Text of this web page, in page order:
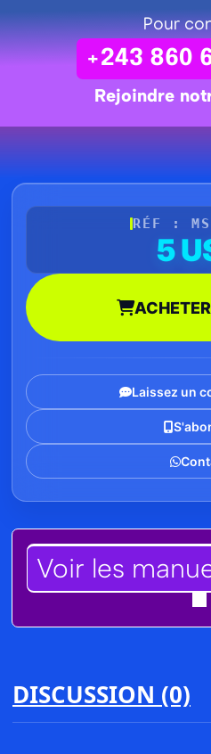
Pour
+243 860
Rejoindre
RÉF :
5
Laissez un
Voir les
DISCUSSION (0)